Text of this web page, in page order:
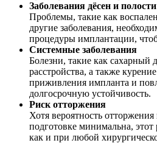
Заболевания дёсен и
Проблемы, такие как
другие заболевания,
процедуры имплантации,
Системные заболевания
Болезни, такие как сахарный
расстройства, а также
приживления импланта и
долгосрочную устойчивость.
Риск отторжения
Хотя вероятность
подготовке минимальна, этот
как и при любой